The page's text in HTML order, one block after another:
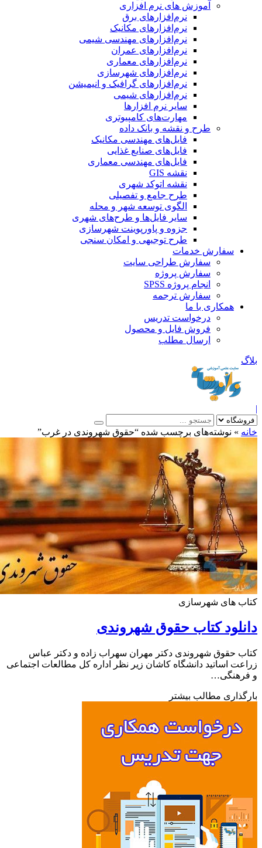
آموزش های نرم افزاری
نرم‌افزارهای برق
نرم‌افزارهای مکانیک
نرم‌افزارهای مهندسی شیمی
نرم‌افزارهای عمران
نرم‌افزارهای معماری
نرم‌افزارهای شهرسازی
نرم‌افزارهای گرافیک و انیمیشن
نرم‌افزارهای شیمی
سایر نرم افزارها
مهارت‌های کامپیوتری
طرح و نقشه و بانک داده
فایل‌های مهندسی مکانیک
فایل‌های صنایع غذایی
فایل‌های مهندسی معماری
نقشه GIS
نقشه اتوکد شهری
طرح جامع و تفصیلی
الگوی توسعه شهر و محله
سایر فایل‌ها و طرح‌های شهری
جزوه و پاورپوینت شهرسازی
طرح توجیهی و امکان سنجی
سفارش خدمات
سفارش طراحی سایت
سفارش پروژه
انجام پروژه SPSS
سفارش ترجمه
همکاری با ما
درخواست تدریس
فروش فایل و محصول
ارسال مطلب
»نوشته‌های برچسب شده “حقوق شهروندی در غرب”
های شهرسازی
کتاب حقوق شهروندی
حقوق شهروندی دکتر مهران سهراب زاده و دکتر عباس
اساتید دانشگاه کاشان زیر نظر اداره کل مطالعات اجتماعی
مطالب بیشتر